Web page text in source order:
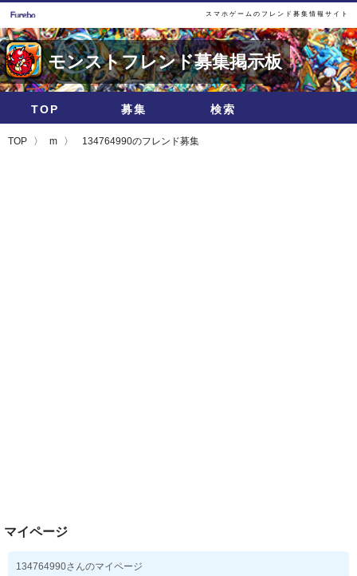
スマホゲームのフレンド募集情報サイト
モンストフレンド募集掲示板
TOP 募集 検索
TOP m 134764990のフレンド募集
マイページ
134764990さんのマイページ